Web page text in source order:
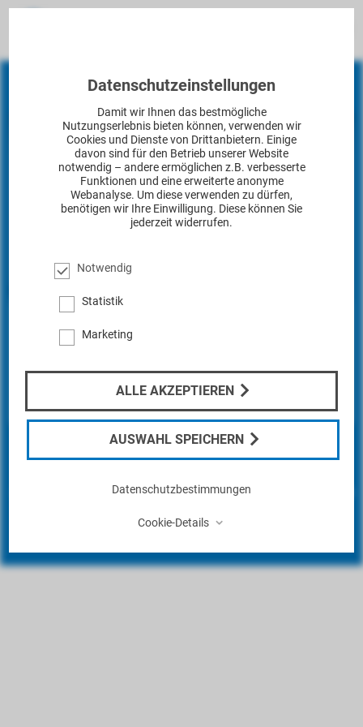
proGAV ®2.0
Datenschutzeinstellungen
Damit wir Ihnen das bestmögliche
Nutzungserlebnis bieten können, verwenden wir
Cookies und Dienste von Drittanbietern. Einige
davon sind für den Betrieb unserer Website
notwendig – andere ermöglichen z.B. verbesserte
Funktionen und eine erweiterte anonyme
Webanalyse. Um diese verwenden zu dürfen,
benötigen wir Ihre Einwilligung. Diese können Sie
jederzeit widerrufen.
Notwendig
Statistik
Marketing
ALLE AKZEPTIEREN
AUSWAHL SPEICHERN
Datenschutzbestimmungen
Cookie-Details ⌃